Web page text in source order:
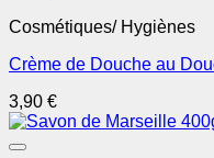
Cosmétiques/ Hygiènes
Crème de Douche au
3,90 €